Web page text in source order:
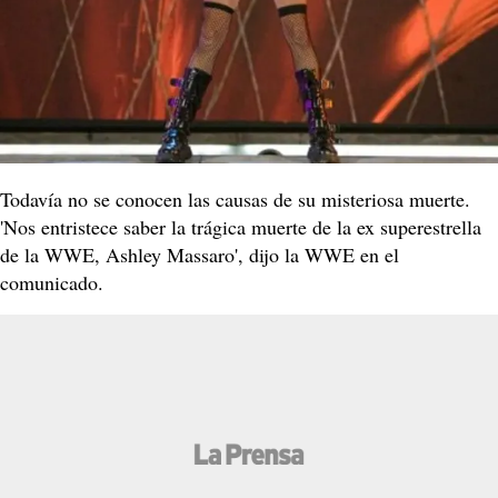
Todavía no se conocen las causas de su misteriosa muerte.
'Nos entristece saber la trágica muerte de la ex superestrella
de la WWE, Ashley Massaro', dijo la WWE en el
comunicado.